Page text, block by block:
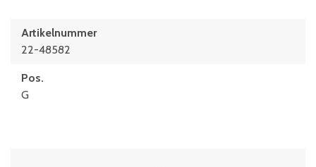
Artikelnummer
22-48582
Pos.
G